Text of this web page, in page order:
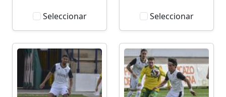
Seleccionar Seleccionar